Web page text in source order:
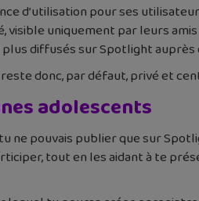
d’utilisation pour ses
uniquement par leurs
diffusés sur Spotlight auprès
donc, par défaut, privé et
adolescents
tu ne pouvais publier que sur
tout en les aidant à te